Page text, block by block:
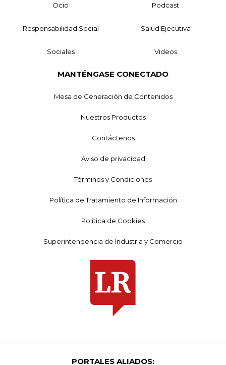
Ocio Podcast
Responsabilidad Social Salud Ejecutiva
Sociales Videos
MANTÉNGASE CONECTADO
Mesa de Generación de Contenidos
Nuestros Productos
Contáctenos
Aviso de privacidad
Términos y Condiciones
Política de Tratamiento de Información
Política de Cookies
Superintendencia de Industria y Comercio
PORTALES ALIADOS: